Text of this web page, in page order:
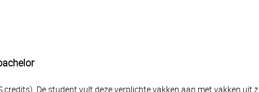
De student vult deze verplichte vakken aan met vakken uit